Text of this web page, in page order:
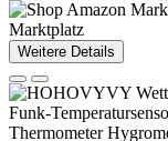
Marktplatz
Weitere Details